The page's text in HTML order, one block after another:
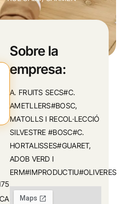
Sobre la
empresa:
A. FRUITS SECS#C.
AMETLLERS#BOSC,
MATOLLS I RECOL·LECCIÓ
SILVESTRE #BOSC#C.
HORTALISSES#GUARET,
ADOB VERD I
ERM#IMPRODUCTIU#OLIVERES